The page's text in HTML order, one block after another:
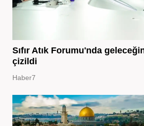
Sıfır Atık Forumu'nda
çizildi
Haber7